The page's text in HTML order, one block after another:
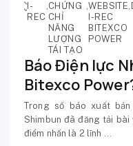
I-
REC
,CHỨNG
CHỈ
NĂNG
LƯỢNG
TÁI TẠO
,WEBSITE
I-REC
BITEXCO
POWER
,
Báo Điện lực
Bitexco
Trong số báo xuất
Shimbun đã đăng tải
điểm nhấn là 2 lĩnh ...